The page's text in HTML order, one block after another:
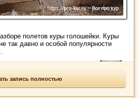
полетов куры голошейки. Куры
так давно и особой популярности
запись полностью